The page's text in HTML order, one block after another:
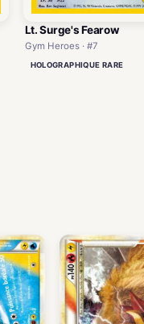
Lt. Surge's Fearow
Gym Heroes · #7
HOLOGRAPHIQUE RARE